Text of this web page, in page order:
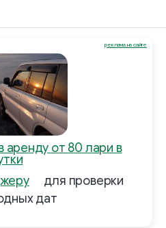
аренду от 80 лари в
для проверки
дат
реклама на сайте